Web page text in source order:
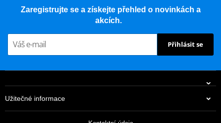
Zaregistrujte se a získejte přehled o novinkách a
akcích.
Přihlásit se
Užitečné informace